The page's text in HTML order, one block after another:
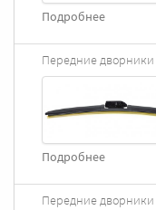
Подробнее
Передние дворники
Подробнее
Передние дворники